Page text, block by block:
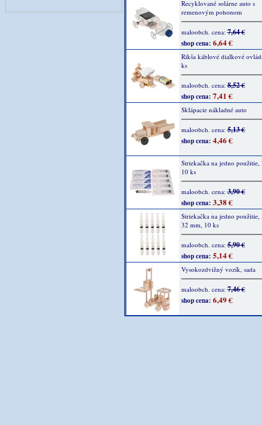
Recyklované solárne auto s
remenovým pohonom
maloobch. cena:7,64 €
shop cena: 6,64 €
Rikša káblové dialkové
ks
maloobch. cena:8,52 €
shop cena: 7,41 €
Sklápacie nákladné auto
maloobch. cena:5,13 €
shop cena: 4,46 €
Striekačka na jedno použitie,
10 ks
maloobch. cena:3,90 €
shop cena: 3,38 €
Striekačka na jedno
32 mm, 10 ks
maloobch. cena:5,90 €
shop cena: 5,14 €
Vysokozdvižný vozík, sada
maloobch. cena:7,46 €
shop cena: 6,49 €